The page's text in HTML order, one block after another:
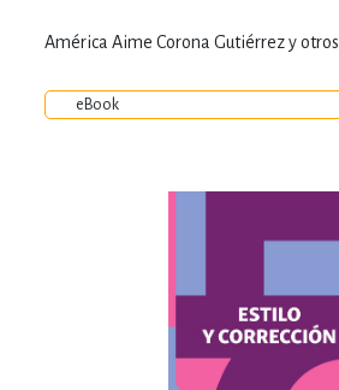
América Aime Corona Gutiérrez y otros
eBook